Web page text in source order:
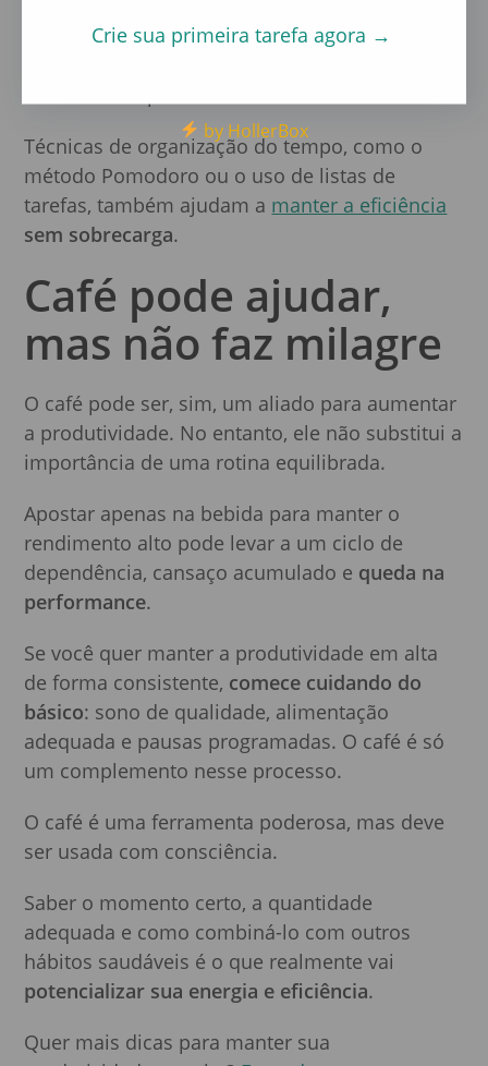
Técnicas de organização do tempo, como o
método Pomodoro ou o uso de listas de
tarefas, também ajudam a manter a eficiência
sem sobrecarga.
Café pode ajudar,
mas não faz milagre
O café pode ser, sim, um aliado para aumentar
a produtividade. No entanto, ele não substitui a
importância de uma rotina equilibrada.
Apostar apenas na bebida para manter o
rendimento alto pode levar a um ciclo de
dependência, cansaço acumulado e queda na
performance.
Se você quer manter a produtividade em alta
de forma consistente, comece cuidando do
básico: sono de qualidade, alimentação
adequada e pausas programadas. O café é só
um complemento nesse processo.
O café é uma ferramenta poderosa, mas deve
ser usada com consciência.
Saber o momento certo, a quantidade
adequada e como combiná-lo com outros
hábitos saudáveis é o que realmente vai
potencializar sua energia e eficiência.
Quer mais dicas para manter sua
Crie sua primeira tarefa agora →
by HollerBox